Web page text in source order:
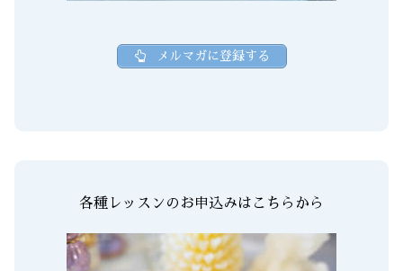
メルマガに登録する
各種レッスンのお申込みはこちらから